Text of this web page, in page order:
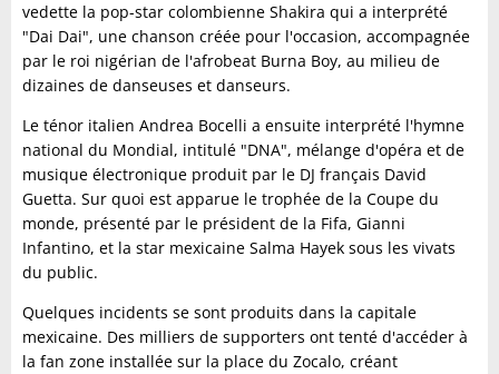
vedette la pop-star colombienne Shakira qui a interprété
"Dai Dai", une chanson créée pour l'occasion, accompagnée
par le roi nigérian de l'afrobeat Burna Boy, au milieu de
dizaines de danseuses et danseurs.
Le ténor italien Andrea Bocelli a ensuite interprété l'hymne
national du Mondial, intitulé "DNA", mélange d'opéra et de
musique électronique produit par le DJ français David
Guetta. Sur quoi est apparue le trophée de la Coupe du
monde, présenté par le président de la Fifa, Gianni
Infantino, et la star mexicaine Salma Hayek sous les vivats
du public.
Quelques incidents se sont produits dans la capitale
mexicaine. Des milliers de supporters ont tenté d'accéder à
la fan zone installée sur la place du Zocalo, créant